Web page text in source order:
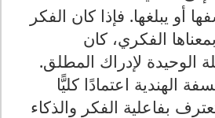
أو يبلغها. فإذا كان الفكر
الفكري، كان
الوحيدة لإدراك المطلق.
الهندية اعتمادًا كليًّا
بفاعلية الفكر والذكاء